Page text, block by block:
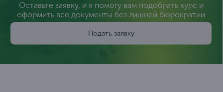
Оставьте заявку, и я помогу вам подобрать курс и
оформить все документы без лишней бюрократии
Подать заявку